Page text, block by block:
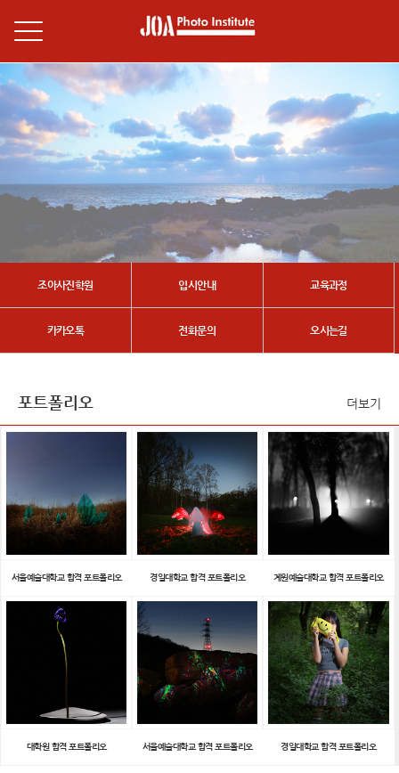
조아사진학원 입시안내 교육과정
카카오톡 전화문의 오시는길
포트폴리오
서울예술대학교 합격 포트폴리오 경일대학교 합격 포트폴리오 계원예술대학교 합격 포트폴리오
대학원 합격 포트폴리오 서울예술대학교 합격 포트폴리오 경일대학교 합격 포트폴리오
더보기